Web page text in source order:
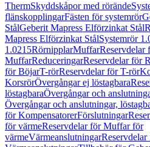
ThermSkyddskåpor med rörände
flänskopplingarFästen för systemrör
StålGeberit Mapress Elförzinkat Stål
Mapress Elförzinkat StålSystemrör
1.0215RörnipplarMuffarReservdelar
MuffarReduceringarReservdelar för
för BöjarT-rörReservdelar för T-rör
KorsrörÖvergångar ej löstagbara
löstagbaraÖvergångar och
Övergångar och anslutningar,
för KompensatorerFörslutningar
för värmeReservdelar för Muffar för
värmeVärmeanslutningarReservdelar